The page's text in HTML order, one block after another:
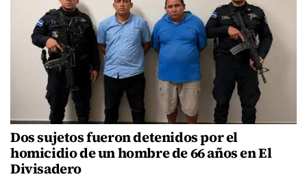
Dos sujetos fueron detenidos por el
homicidio de un hombre de 66 años en El
Divisadero